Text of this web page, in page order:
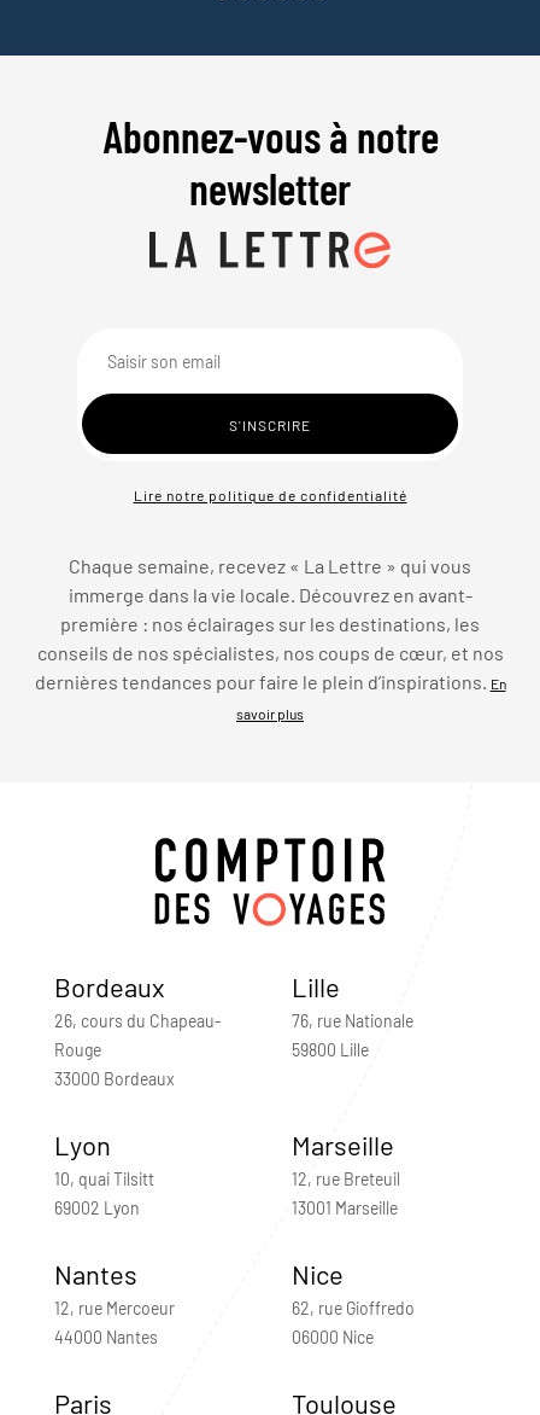
Abonnez-vous à notre
newsletter
Lire notre politique de confidentialité
Chaque semaine, recevez « La Lettre » qui vous
immerge dans la vie locale. Découvrez en avant-
première : nos éclairages sur les destinations, les
conseils de nos spécialistes, nos coups de cœur, et nos
dernières tendances pour faire le plein d’inspirations.
En
savoir plus
Bordeaux
26, cours du Chapeau-
Rouge
33000 Bordeaux
Lille
76, rue Nationale
59800 Lille
Lyon
10, quai Tilsitt
69002 Lyon
Marseille
12, rue Breteuil
13001 Marseille
Nantes
12, rue Mercoeur
44000 Nantes
Nice
62, rue Gioffredo
06000 Nice
Paris Toulouse